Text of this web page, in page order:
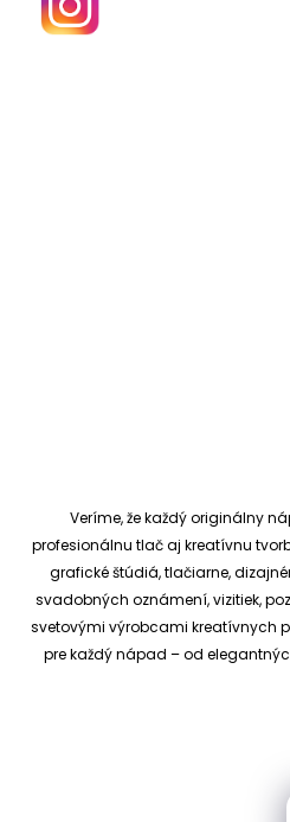
Veríme, že každý originálny
profesionálnu tlač aj kreatívnu
grafické štúdiá, tlačiarne,
svadobných oznámení, vizitiek,
svetovými výrobcami kreatívnych
pre každý nápad – od